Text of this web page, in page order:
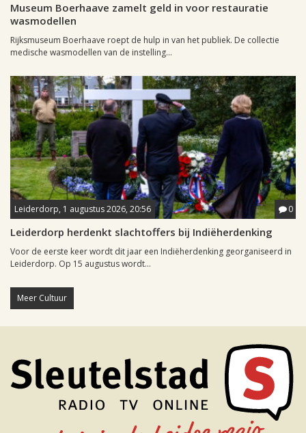
Museum Boerhaave zamelt geld in voor restauratie
wasmodellen
Rijksmuseum Boerhaave roept de hulp in van het publiek. De collectie
medische wasmodellen van de instelling...
Leiderdorp, 1 augustus 2026, 20:56 0
Leiderdorp herdenkt slachtoffers bij Indiëherdenking
Voor de eerste keer wordt dit jaar een Indiëherdenking georganiseerd in
Leiderdorp. Op 15 augustus wordt...
Meer Cultuur